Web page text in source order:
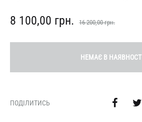
8 100,00 грн. 16 200,00грн.
НЕМАЄ В НАЯВНОСТІ
ПОДІЛИТИСЬ